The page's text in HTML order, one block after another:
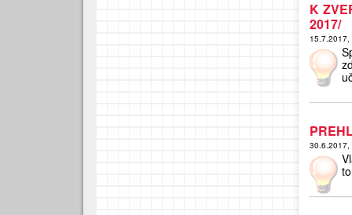
K
2017/
15.7.2017,
30.6.2017,